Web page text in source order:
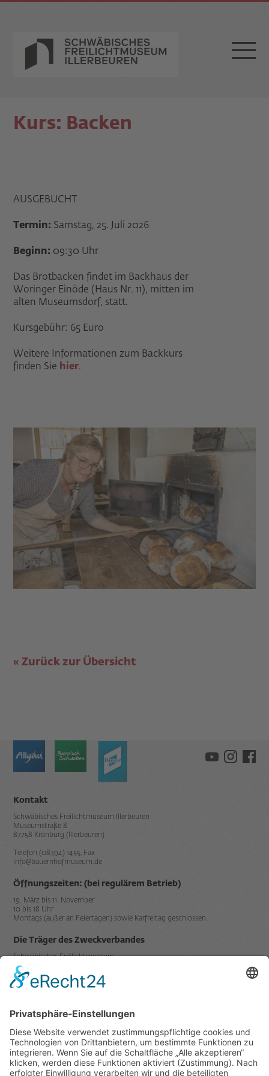
Kurs: Backen
AUSGEBUCHT
Termin: Samstag, 25. Juli 2026
Beginn: 09:30 Uhr
Das Brotbacken findet im Backhaus der
Woringer Einöde (Haus Nr. 11), mitten im
alten Museumsdorf, statt.
Kursgebühr: 65 Euro
Weitere Informationen zum Backkurs
finden Sie hier.
Zurück zur Übersicht
Kontakt
Schwäbisches Freilichtmuseum Illerbeuren
Museumstraße 8
87758 Kronburg (Illerbeuren)
Telefon (08394) 1455, Fax
info@bauernhofmuseum.de
Öffnungszeiten: (bei regulärem Betrieb)
19. März bis 11. November
10 bis 18 Uhr
Montags (außer an Feiertagen) sowie Karfreitag geschlossen.
Die Träger des Zweckverbandes
Schwäbisches Freilichtmuseum
Illerbeuren sind der